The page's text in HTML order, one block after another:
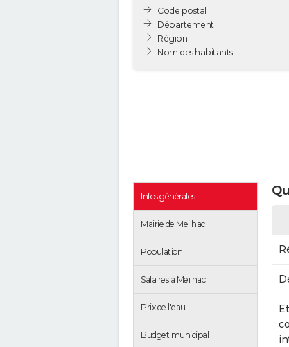
Code postal
Département
Région
Nom des habitants
Infos générales
Mairie de Meilhac
Population
Salaires à Meilhac
Prix de l'eau
Budget municipal